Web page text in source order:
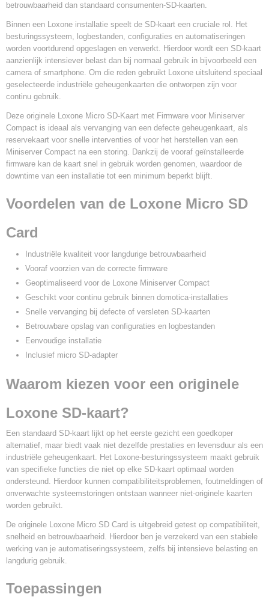
betrouwbaarheid dan standaard consumenten-SD-kaarten.
Binnen een Loxone installatie speelt de SD-kaart een cruciale rol. Het
besturingssysteem, logbestanden, configuraties en automatiseringen
worden voortdurend opgeslagen en verwerkt. Hierdoor wordt een SD-kaart
aanzienlijk intensiever belast dan bij normaal gebruik in bijvoorbeeld een
camera of smartphone. Om die reden gebruikt Loxone uitsluitend speciaal
geselecteerde industriële geheugenkaarten die ontworpen zijn voor
continu gebruik.
Deze originele Loxone Micro SD-Kaart met Firmware voor Miniserver
Compact is ideaal als vervanging van een defecte geheugenkaart, als
reservekaart voor snelle interventies of voor het herstellen van een
Miniserver Compact na een storing. Dankzij de vooraf geïnstalleerde
firmware kan de kaart snel in gebruik worden genomen, waardoor de
downtime van een installatie tot een minimum beperkt blijft.
Voordelen van de Loxone Micro SD
Card
Industriële kwaliteit voor langdurige betrouwbaarheid
Vooraf voorzien van de correcte firmware
Geoptimaliseerd voor de Loxone Miniserver Compact
Geschikt voor continu gebruik binnen domotica-installaties
Snelle vervanging bij defecte of versleten SD-kaarten
Betrouwbare opslag van configuraties en logbestanden
Eenvoudige installatie
Inclusief micro SD-adapter
Waarom kiezen voor een originele
Loxone SD-kaart?
Een standaard SD-kaart lijkt op het eerste gezicht een goedkoper
alternatief, maar biedt vaak niet dezelfde prestaties en levensduur als een
industriële geheugenkaart. Het Loxone-besturingssysteem maakt gebruik
van specifieke functies die niet op elke SD-kaart optimaal worden
ondersteund. Hierdoor kunnen compatibiliteitsproblemen, foutmeldingen of
onverwachte systeemstoringen ontstaan wanneer niet-originele kaarten
worden gebruikt.
De originele Loxone Micro SD Card is uitgebreid getest op compatibiliteit,
snelheid en betrouwbaarheid. Hierdoor ben je verzekerd van een stabiele
werking van je automatiseringssysteem, zelfs bij intensieve belasting en
langdurig gebruik.
Toepassingen